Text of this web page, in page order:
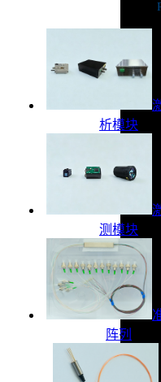
析模块
测模块
阵列